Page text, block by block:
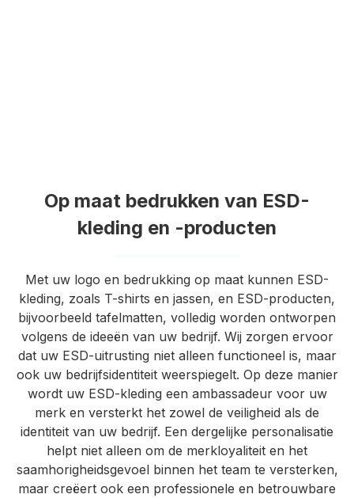
Op maat bedrukken van ESD-
kleding en -producten
Met uw logo en bedrukking op maat kunnen ESD-
kleding, zoals T-shirts en jassen, en ESD-producten,
bijvoorbeeld tafelmatten, volledig worden ontworpen
volgens de ideeën van uw bedrijf. Wij zorgen ervoor
dat uw ESD-uitrusting niet alleen functioneel is, maar
ook uw bedrijfsidentiteit weerspiegelt. Op deze manier
wordt uw ESD-kleding een ambassadeur voor uw
merk en versterkt het zowel de veiligheid als de
identiteit van uw bedrijf. Een dergelijke personalisatie
helpt niet alleen om de merkloyaliteit en het
saamhorigheidsgevoel binnen het team te versterken,
maar creëert ook een professionele en betrouwbare